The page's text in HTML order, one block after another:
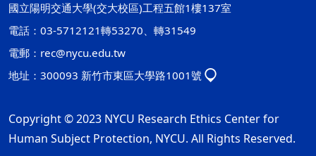
國立陽明交通大學(交大校區)工程五館1樓137室
電話：03-5712121轉53270、轉31549
電郵： rec@nycu.edu.tw
地址：300093 新竹市東區大學路1001號
Copyright © 2023 NYCU Research Ethics Center for
Human Subject Protection, NYCU. All Rights Reserved.